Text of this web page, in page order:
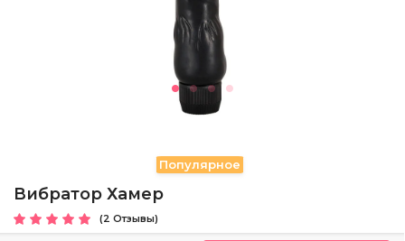
Популярное
Вибратор Хамер
(2 Отзывы)